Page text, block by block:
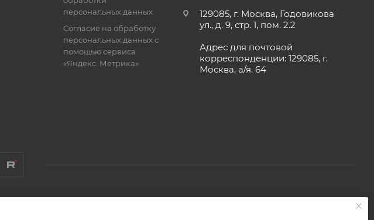
персональных данных
Согласие на обработку
персональных данных с
помощью сервиса
«Яндекс. Метрика»
129085, г. Москва, Годовикова
ул., д. 9, стр. 1, пом. 2.2
Адрес для почтовой
корреспонденции: 129085, г.
Москва, а/я. 64
характер и не является публичной офертой, определяемой положениями